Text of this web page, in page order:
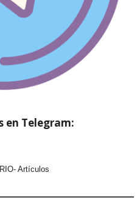
en Telegram:
Artículos